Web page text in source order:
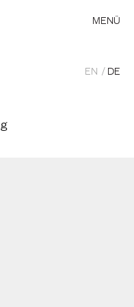
MENÜ
EN DE